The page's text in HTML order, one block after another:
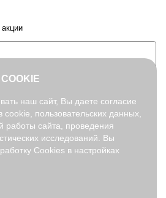
защищены
наш сайт, Вы даете согласие
пользовательских данных,
работы сайта, проведения
исследований. Вы
Cookies в настройках